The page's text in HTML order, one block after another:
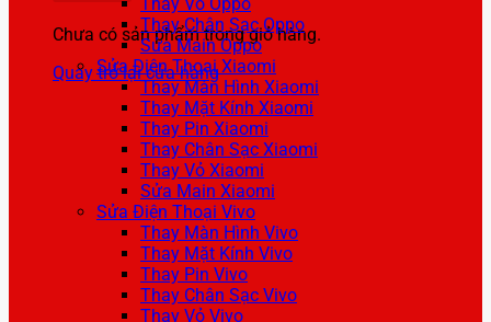
Chưa có sản phẩm trong giỏ hàng.
Quay trở lại cửa hàng
Thay Chân Sạc Oppo
Sửa Main Oppo
Sửa Điện Thoại Xiaomi
Thay Màn Hình Xiaomi
Thay Mặt Kính Xiaomi
Thay Pin Xiaomi
Thay Chân Sạc Xiaomi
Thay Vỏ Xiaomi
Sửa Main Xiaomi
Sửa Điện Thoại Vivo
Thay Màn Hình Vivo
Thay Mặt Kính Vivo
Thay Pin Vivo
Thay Chân Sạc Vivo
Thay Vỏ Vivo